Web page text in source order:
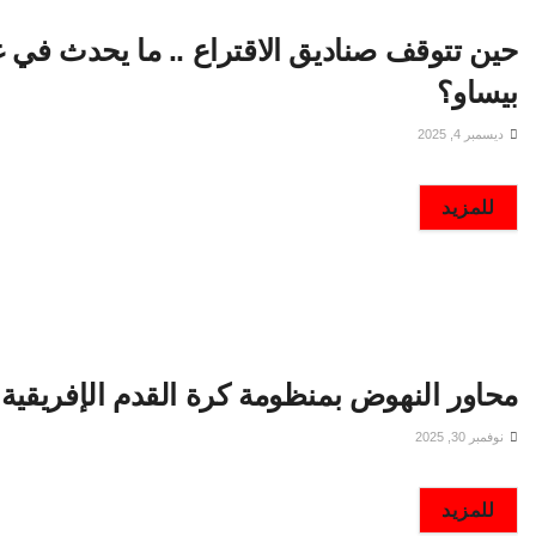
حين تتوقف صناديق الاقتراع .. ما يحدث في
بيساو؟
ديسمبر 4, 2025
للمزيد
محاور النهوض بمنظومة كرة القدم الإفريقية
نوفمبر 30, 2025
للمزيد